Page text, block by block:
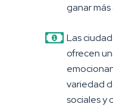
ganar
Las
ofrecen
variedad
sociales y